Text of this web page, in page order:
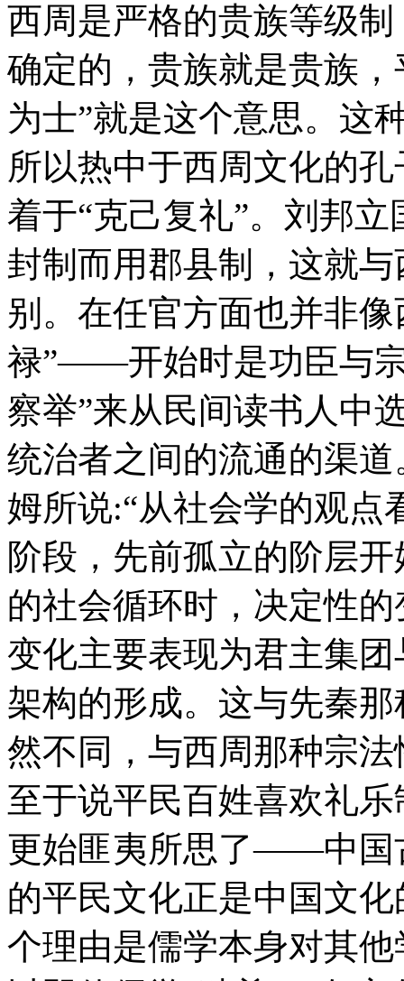
西周是严格的贵族等级
确定的，贵族就是贵族
为士”就是这个意思。这
所以热中于西周文化的
着于“克己复礼”。刘邦
封制而用郡县制，这就
别。在任官方面也并非
禄”——开始时是功臣与
察举”来从民间读书人中
统治者之间的流通的渠
姆所说:“从社会学的观点
阶段，先前孤立的阶层
的社会循环时，决定性
变化主要表现为君主集
架构的形成。这与先秦
然不同，与西周那种宗
至于说平民百姓喜欢礼
更始匪夷所思了——中国
的平民文化正是中国文
个理由是儒学本身对其